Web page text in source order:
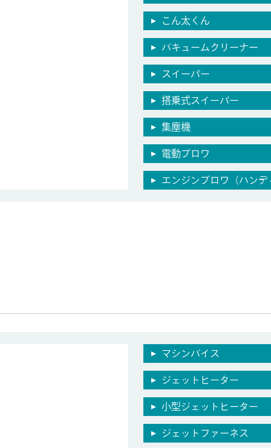
こん太くん
バキュームクリーナー
スイーパー
搭乗式スイーパー
集塵機
電動ブロワ
エンジンブロワ（ハンデ
マシンバイス
ジェットヒーター
小型ジェットヒーター
ジェットファーネス